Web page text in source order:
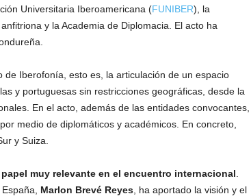
Universitaria Iberoamericana (FUNIBER), la
y la Academia de Diplomacia. El acto ha
Iberofonía, esto es, la articulación de un espacio
y portuguesas sin restricciones geográficas, desde la
En el acto, además de las entidades convocantes,
medio de diplomáticos y académicos. En concreto,
y Suiza.
muy relevante en el encuentro internacional
Marlon Brevé Reyes, ha aportado la visión y el